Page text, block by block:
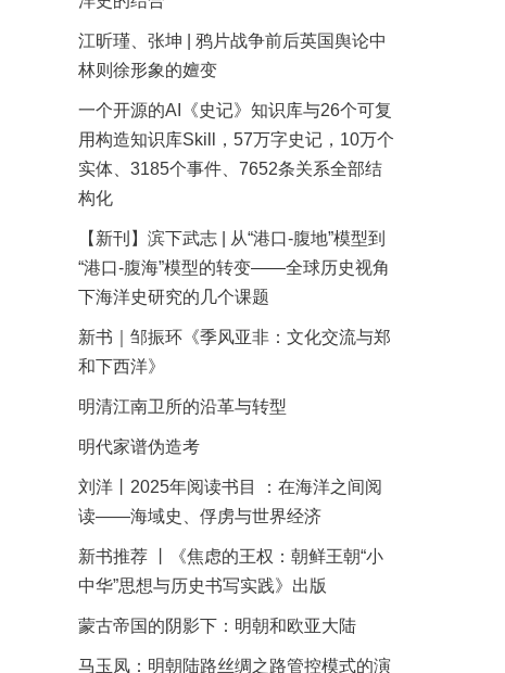
江昕瑾、张坤 | 鸦片战争前后英国舆论中
林则徐形象的嬗变
一个开源的AI《史记》知识库与26个可复
用构造知识库Skill，57万字史记，10万个
实体、3185个事件、7652条关系全部结
构化
【新刊】滨下武志 | 从“港口-腹地”模型到
“港口-腹海”模型的转变——全球历史视角
下海洋史研究的几个课题
新书｜邹振环《季风亚非：文化交流与郑
和下西洋》
明清江南卫所的沿革与转型
明代家谱伪造考
刘洋丨2025年阅读书目 ：在海洋之间阅
读——海域史、俘虏与世界经济
新书推荐 丨《焦虑的王权：朝鲜王朝“小
中华”思想与历史书写实践》出版
蒙古帝国的阴影下：明朝和欧亚大陆
马玉凤：明朝陆路丝绸之路管控模式的演